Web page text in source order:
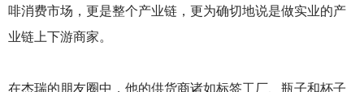
啡消费市场，更是整个产业链，更为确切地说是做实业的产
业链上下游商家。
在杰瑞的朋友圈中，他的供货商诸如标签工厂、瓶子和杯子